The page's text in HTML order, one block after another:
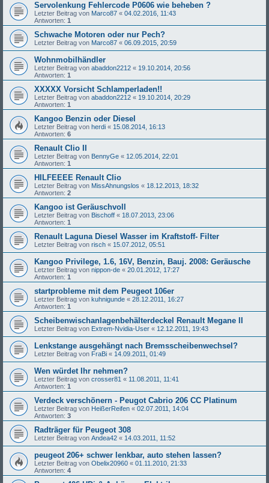
Servolenkung Fehlercode P0606 wie beheben ?
Letzter Beitrag von Marco87 « 04.02.2016, 11:43
Antworten: 1
Schwache Motoren oder nur Pech?
Letzter Beitrag von Marco87 « 06.09.2015, 20:59
Wohnmobilhändler
Letzter Beitrag von abaddon2212 « 19.10.2014, 20:56
Antworten: 1
XXXXX Vorsicht Schlamperladen!!
Letzter Beitrag von abaddon2212 « 19.10.2014, 20:29
Antworten: 1
Kangoo Benzin oder Diesel
Letzter Beitrag von herdi « 15.08.2014, 16:13
Antworten: 6
Renault Clio II
Letzter Beitrag von BennyGe « 12.05.2014, 22:01
Antworten: 1
HILFEEEE Renault Clio
Letzter Beitrag von MissAhnungslos « 18.12.2013, 18:32
Antworten: 2
Kangoo ist Geräuschvoll
Letzter Beitrag von Bischoff « 18.07.2013, 23:06
Antworten: 1
Renault Laguna Diesel Wasser im Kraftstoff- Filter
Letzter Beitrag von risch « 15.07.2012, 05:51
Kangoo Privilege, 1.6, 16V, Benzin, Bauj. 2008: Geräusche
Letzter Beitrag von nippon-de « 20.01.2012, 17:27
Antworten: 1
startprobleme mit dem Peugeot 106er
Letzter Beitrag von kuhnigunde « 28.12.2011, 16:27
Antworten: 1
Scheibenwischanlagenbehälterdeckel Renault Megane II
Letzter Beitrag von Extrem-Nvidia-User « 12.12.2011, 19:43
Lenkstange ausgehängt nach Bremsscheibenwechsel?
Letzter Beitrag von FraBi « 14.09.2011, 01:49
Wen würdet Ihr nehmen?
Letzter Beitrag von crosser81 « 11.08.2011, 11:41
Antworten: 1
Verdeck verschönern - Peugot Cabrio 206 CC Platinum
Letzter Beitrag von HeißerReifen « 02.07.2011, 14:04
Antworten: 3
Radträger für Peugeot 308
Letzter Beitrag von Andea42 « 14.03.2011, 11:52
peugeot 206+ schwer lenkbar, auto stehen lassen?
Letzter Beitrag von Obelix20960 « 01.11.2010, 21:33
Antworten: 4